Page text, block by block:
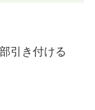
引き付ける